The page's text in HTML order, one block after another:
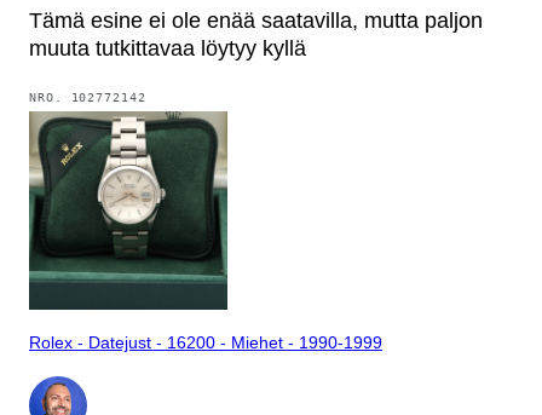
Tämä esine ei ole enää saatavilla, mutta paljon
muuta tutkittavaa löytyy kyllä
NRO. 102772142
Rolex - Datejust - 16200 - Miehet - 1990-1999